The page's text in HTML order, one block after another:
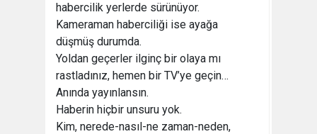
habercilik yerlerde sürünüyor.
Kameraman haberciliği ise ayağa
düşmüş durumda.
Yoldan geçerler ilginç bir olaya mı
rastladınız, hemen bir TV’ye geçin…
Anında yayınlansın.
Haberin hiçbir unsuru yok.
Kim, nerede-nasıl-ne zaman-neden,